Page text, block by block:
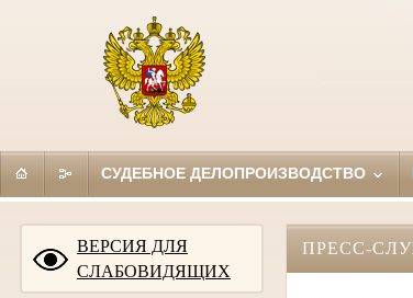
СУДЕБНОЕ ДЕЛОПРОИЗВОДСТВО
ВЕРСИЯ ДЛЯ
СЛАБОВИДЯЩИХ
ПРЕСС-